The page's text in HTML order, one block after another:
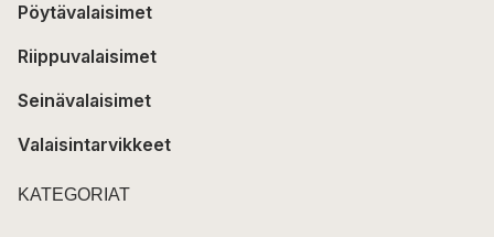
Pöytävalaisimet
Riippuvalaisimet
Seinävalaisimet
Valaisintarvikkeet
KATEGORIAT